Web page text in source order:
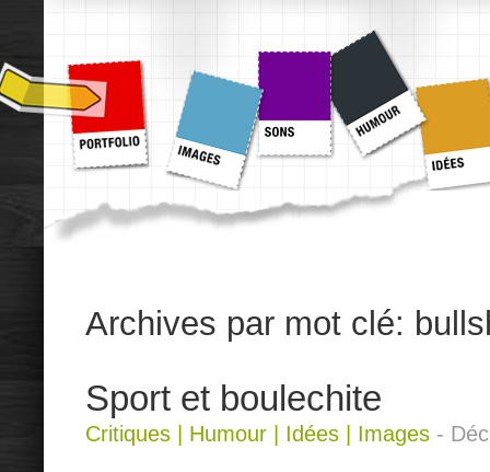
Archives par mot clé:
Sport et boulechite
Critiques Humour Idées Images -